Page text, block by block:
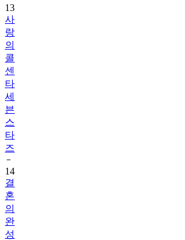
13
사
랑
의
콜
센
타
세
븐
스
타
즈
14
결
혼
의
완
성